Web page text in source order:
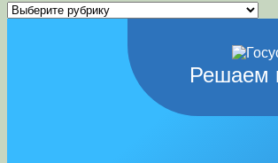
Рубрики
Решаем